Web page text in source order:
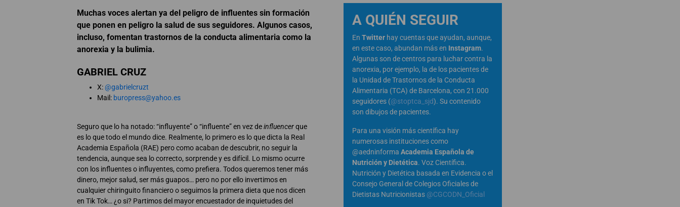
Muchas voces alertan ya del peligro de influentes sin formación
que ponen en peligro la salud de sus seguidores. Algunos casos,
incluso, fomentan trastornos de la conducta alimentaria como la
anorexia y la bulimia.
GABRIEL CRUZ
X:@gabrielcruzt
Mail: buropress@yahoo.es
Seguro que lo ha notado: “influyente” o “influente” en vez deinfluencerque
es lo que todo el mundo dice. Realmente, lo primero es lo que dicta la Real
Academia Española (RAE) pero como acaban de descubrir, no seguir la
tendencia, aunque sea lo correcto, sorprende y es difícil. Lo mismo ocurre
con los influentes o influyentes, como prefiera. Todos queremos tener más
dinero, mejor salud, ser más guapos… pero no por ello invertimos en
cualquier chiringuito financiero o seguimos la primera dieta que nos dicen
en Tik Tok… ¿o si? Partimos del mayor encuestador de inquietudes del
A QUIÉN SEGUIR
En Twitterhay cuentas que ayudan, aunque,
en este caso, abundan más en Instagram.
Algunas son de centros para luchar contra la
anorexia, por ejemplo, la de los pacientes de
la Unidad de Trastornos de la Conducta
Alimentaria (TCA) de Barcelona, con 21.000
seguidores (@stoptca_sjd). Su contenido
son dibujos de pacientes.
Para una visión más científica hay
numerosas instituciones como
@aedninforma Academia Española de
Nutrición y Dietética. Voz Científica.
Nutrición y Dietética basada en Evidencia o el
Consejo General de Colegios Oficiales de
Dietistas Nutricionistas @CGCODN_Oficial